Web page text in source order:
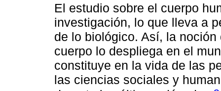
El estudio sobre el cuerpo
investigación, lo que lleva a
de lo biológico. Así, la
cuerpo lo despliega en el
constituye en la vida de las
las ciencias sociales y